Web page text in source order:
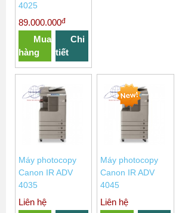
4025
89.000.000đ
Mua
hàng
Chi
tiết
Máy photocopy
Canon IR ADV
4035
Liên hệ
Máy photocopy
Canon IR ADV
4045
Liên hệ